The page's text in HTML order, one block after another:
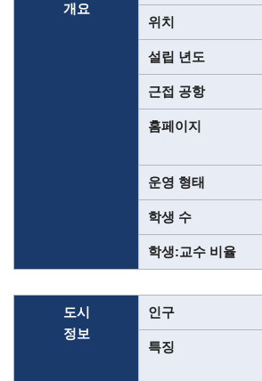
개요
위치
설립 년도
근접 공항
홈페이지
운영 형태
학생 수
학생:교수 비율
도시
정보
인구
특징